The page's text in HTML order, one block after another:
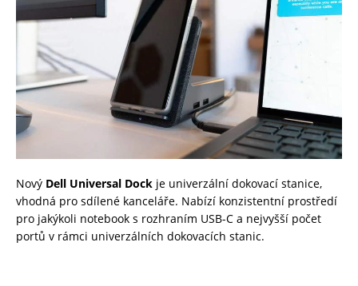
Nový Dell Universal Dock je univerzální dokovací stanice,
vhodná pro sdílené kanceláře. Nabízí konzistentní prostředí
pro jakýkoli notebook s rozhraním USB-C a nejvyšší počet
portů v rámci univerzálních dokovacích stanic.